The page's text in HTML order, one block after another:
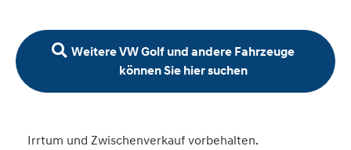
Weitere VW Golf und andere Fahrzeuge
können Sie hier suchen
Irrtum und Zwischenverkauf vorbehalten.